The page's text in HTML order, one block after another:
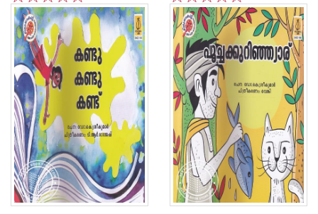
5
4
3
2
1 5
4
3
2
1